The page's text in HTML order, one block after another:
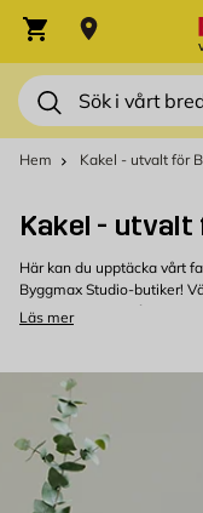
Sök
Varukorg
Hem Kakel - utvalt för
Kakel - utvalt
Här kan du upptäcka vårt
Byggmax Studio-butiker!
att inspireras av våra
Läs mer